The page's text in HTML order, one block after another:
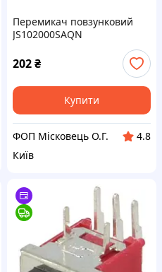
Перемикач повзунковий
JS102000SAQN
202₴
Купити
ФОП Місковець О.Г.
4.8
Київ